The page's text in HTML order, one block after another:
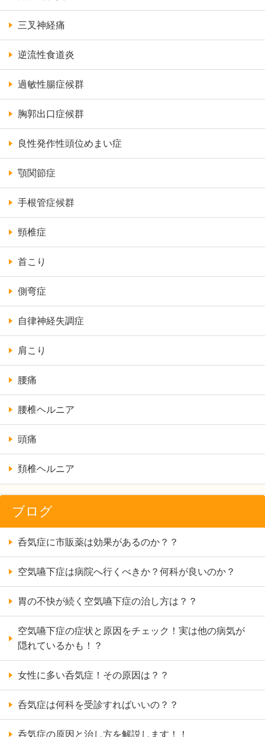
三叉神経痛
逆流性食道炎
過敏性腸症候群
胸郭出口症候群
良性発作性頭位めまい症
顎関節症
手根管症候群
頸椎症
首こり
側弯症
自律神経失調症
肩こり
腰痛
腰椎ヘルニア
頭痛
頚椎ヘルニア
ブログ
呑気症に市販薬は効果があるのか？？
空気嚥下症は病院へ行くべきか？何科が良いのか？
胃の不快が続く空気嚥下症の治し方は？？
空気嚥下症の症状と原因をチェック！実は他の病気が
隠れているかも！？
女性に多い呑気症！その原因は？？
呑気症は何科を受診すればいいの？？
呑気症の原因と治し方を解説します！！